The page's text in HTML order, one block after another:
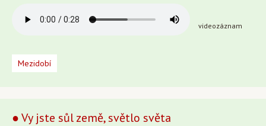
videozáznam
Mezidobí
● Vy jste sůl země, světlo světa